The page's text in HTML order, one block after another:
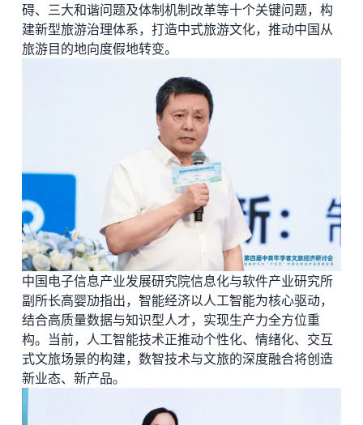
碍、三大和谐问题及体制机制改革等十个关键问题，构
建新型旅游治理体系，打造中式旅游文化，推动中国从
旅游目的地向度假地转变。
中国电子信息产业发展研究院信息化与软件产业研究所
副所长高婴劢指出，智能经济以人工智能为核心驱动，
结合高质量数据与知识型人才，实现生产力全方位重
构。当前，人工智能技术正推动个性化、情绪化、交互
式文旅场景的构建，数智技术与文旅的深度融合将创造
新业态、新产品。